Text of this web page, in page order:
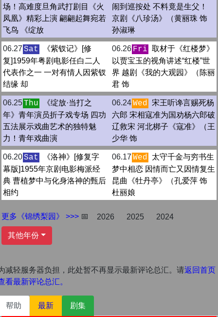
场！高难度旦角武打剧目《火
凤凰》精彩上演 翩翩起舞宛若
飞鸟 《绽放
闹到巡按处 不料竟是生父！
京剧《八珍汤》（黄丽珠 饰
孙淑琳
06.27 Sat
《紫钗记》[修
复]1959年粤剧电影任白二人
代表作之一 一对有情人因紫钗
结缘 却
06.26 Fri 取材于《红楼梦》
以贾宝玉的视角讲述“红楼”世
界 越剧《我的大观园》（陈丽
君 饰
06.25Thu
《绽放·当打之
年》青年演员折子戏专场 四功
五法展示戏曲艺术的独特魅
力！青年戏曲演
06.24Wed 宋王听谗言赐死杨
六郎 宋相寇准为国劝杨六郎破
辽救宋 河北梆子《寇准》（王
少华 饰
06.20Sat
《洛神》[修复字
幕版]1955年京剧电影梅派经
典 曹植梦中与化身洛神的甄后
相约
06.17 Wed
太守千金与穷书生
梦中相恋 因情而亡又因情复生
昆曲《牡丹亭》（孔爱萍 饰
杜丽娘
更多《锦绣梨园》 >>> 📅 2026 2025 2024
其他年份
减轻服务器负担，此处暂不再显示最新评论总汇。请返回首页
看最新评论总汇。
帮助 最新 剧集